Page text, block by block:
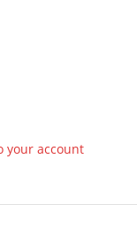
your account